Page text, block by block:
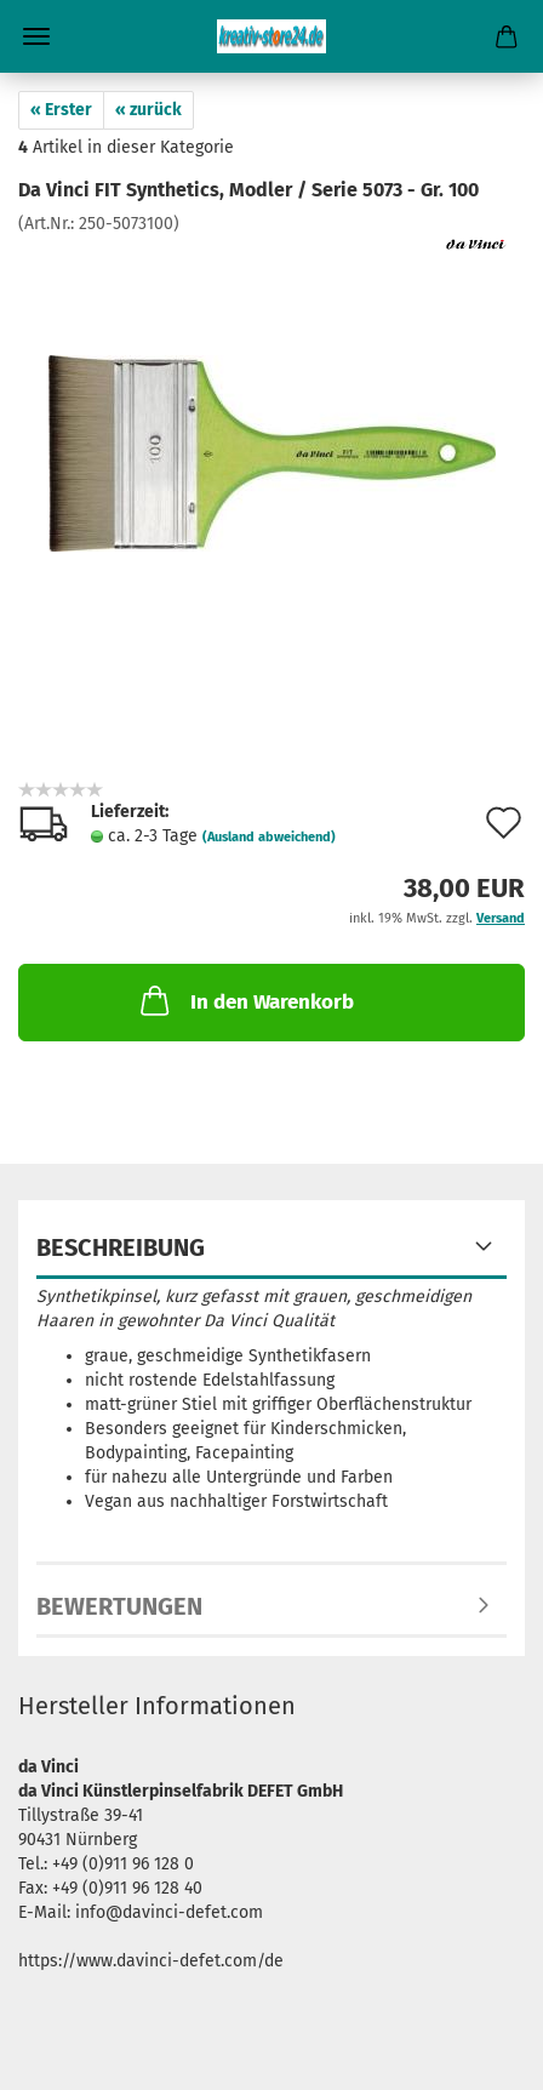
« Erster
« zurück
4 Artikel in dieser Kategorie
Da Vinci FIT Synthetics, Modler / Serie 5073 - Gr. 100
(Art.Nr.: 250-5073100)
Lieferzeit:
ca. 2-3 Tage (Ausland abweichend)
38,00 EUR
inkl. 19% MwSt. zzgl. Versand
In den Warenkorb
BESCHREIBUNG
Synthetikpinsel, kurz gefasst mit grauen, geschmeidigen
Haaren in gewohnter Da Vinci Qualität
graue, geschmeidige Synthetikfasern
nicht rostende Edelstahlfassung
matt-grüner Stiel mit griffiger Oberflächenstruktur
Besonders geeignet für Kinderschmicken,
Bodypainting, Facepainting
für nahezu alle Untergründe und Farben
Vegan aus nachhaltiger Forstwirtschaft
BEWERTUNGEN
Hersteller Informationen
da Vinci
da Vinci Künstlerpinselfabrik DEFET GmbH
Tillystraße 39-41
90431 Nürnberg
Tel.: +49 (0)911 96 128 0
Fax: +49 (0)911 96 128 40
E-Mail: info@davinci-defet.com
https://www.davinci-defet.com/de